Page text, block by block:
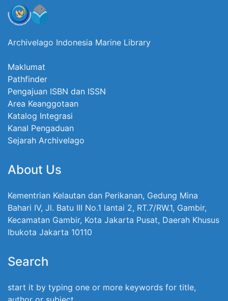
Archivelago Indonesia Marine Library
Maklumat
Pathfinder
Pengajuan ISBN dan ISSN
Area Keanggotaan
Katalog Integrasi
Kanal Pengaduan
Sejarah Archivelago
About Us
Kementrian Kelautan dan Perikanan, Gedung Mina
Bahari IV, Jl. Batu III No.1 lantai 2, RT.7/RW.1, Gambir,
Kecamatan Gambir, Kota Jakarta Pusat, Daerah Khusus
Ibukota Jakarta 10110
Search
start it by typing one or more keywords for title,